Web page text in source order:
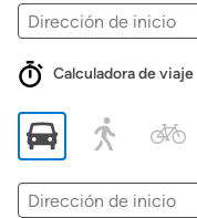
Calculadora de viaje
Dirección
de
Calcular